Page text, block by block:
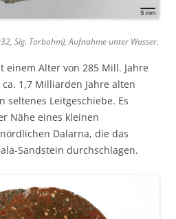
Slg. Torbohm), Aufnahme unter Wasser.
einem Alter von 285 Mill. Jahre
1,7 Milliarden Jahre alten
seltenes Leitgeschiebe. Es
Nähe eines kleinen
Dalarna, die das
Sandstein durchschlagen.